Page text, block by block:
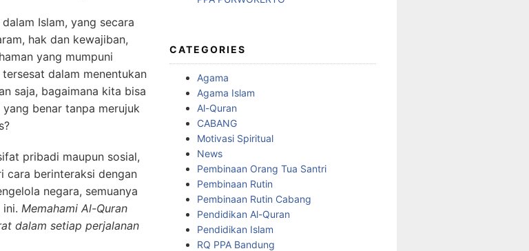
Islam, yang secara
hak dan kewajiban,
yang mumpuni
dalam menentukan
saja, bagaimana kita bisa
benar tanpa merujuk
pribadi maupun sosial,
cara berinteraksi dengan
negara, semuanya
Memahami Al-Quran
dalam setiap perjalanan
CATEGORIES
Agama
Agama Islam
Al-Quran
CABANG
Motivasi Spiritual
News
Pembinaan Orang Tua Santri
Pembinaan Rutin
Pembinaan Rutin Cabang
Pendidikan Al-Quran
Pendidikan Islam
RQ PPA Bandung